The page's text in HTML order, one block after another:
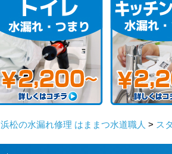
浜松の水漏れ修理 はままつ水道職人 > ス